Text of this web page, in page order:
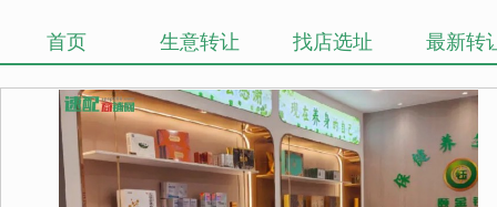
首页 生意转让 找店选址 最新转